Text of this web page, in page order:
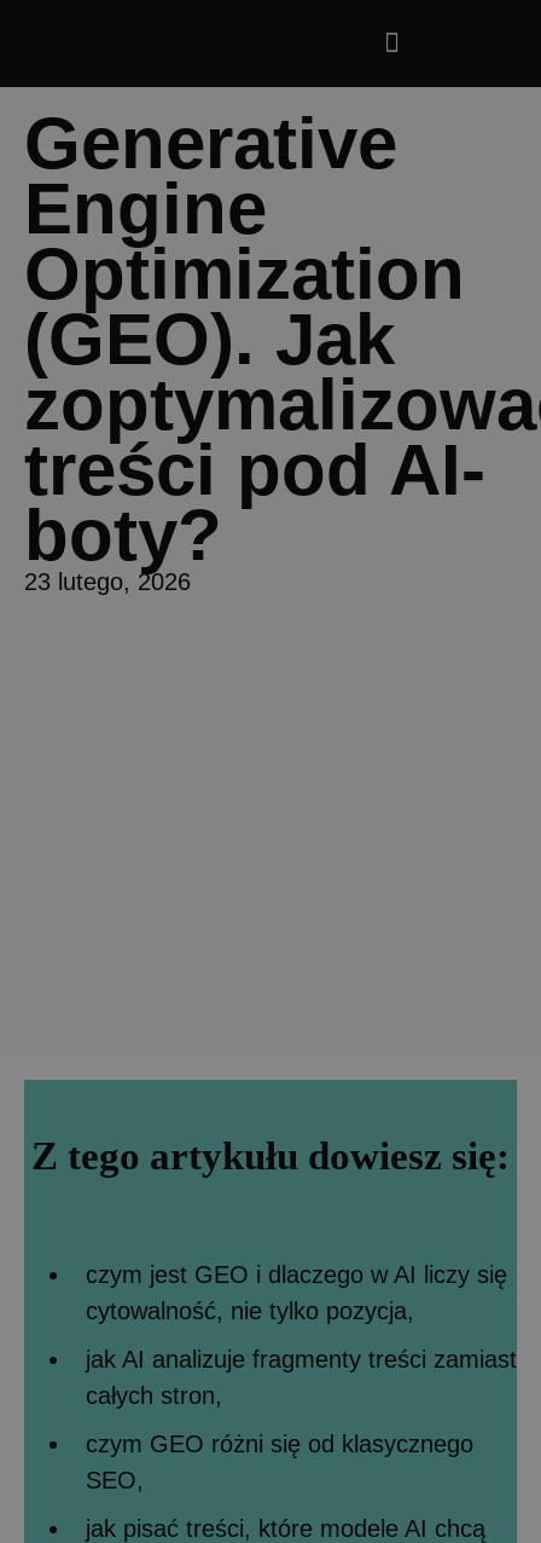
Generative
Engine
Optimization
(GEO). Jak
treści pod AI-
boty?
23 lutego, 2026
Z tego artykułu dowiesz się:
czym jest GEO i dlaczego w AI liczy się
cytowalność, nie tylko pozycja,
jak AI analizuje fragmenty treści zamiast
całych stron,
czym GEO różni się od klasycznego
SEO,
jak pisać treści, które modele AI chcą